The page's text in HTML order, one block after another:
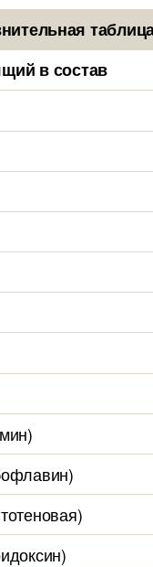
в состав